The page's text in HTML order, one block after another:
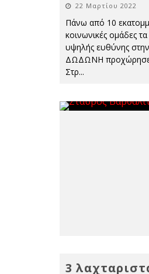
22 Μαρτίου 2022
Πάνω από 10
κοινωνικές ομάδες
υψηλής ευθύνης
ΔΩΔΩΝΗ
Στρ...
3